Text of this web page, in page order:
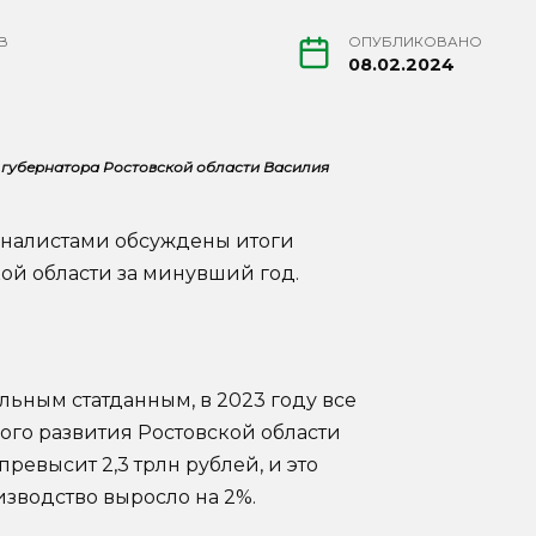
ОПУБЛИКОВАНО
08.02.2024
Ростовской области Василия
обсуждены итоги
области за минувший год.
статданным, в 2023 году все
развития Ростовской области
2,3 трлн рублей, и это
выросло на 2%.